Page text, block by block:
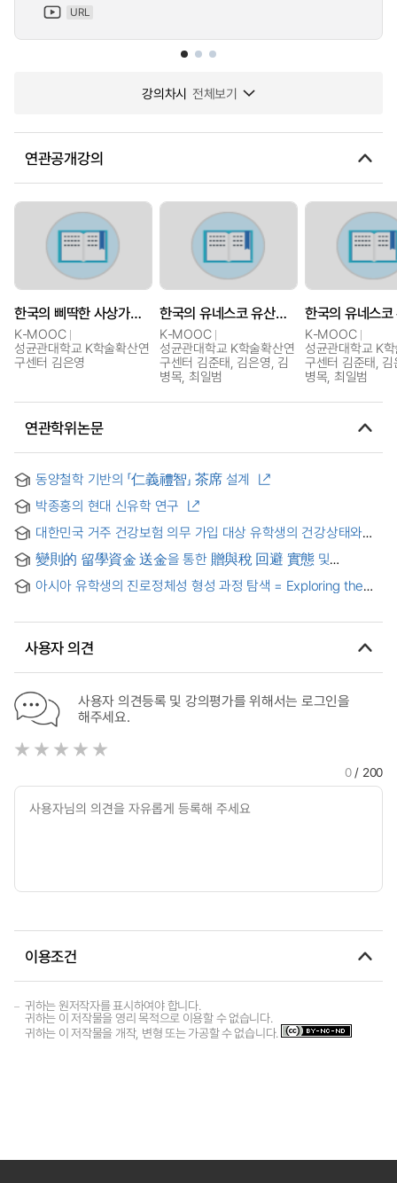
URL
강의차시 전체보기
연관공개강의
한국의 삐딱한 사상가들: 철학자편
K-MOOC
성균관대학교 K학술확산연
구센터 김은영
한국의 유네스코 유산에 담긴 철학사상
K-MOOC
성균관대학교 K학술확산연
구센터 김준태, 김은영, 김
병목, 최일범
K-MOOC
성균관대학교 K
구센터 김준태,
병목, 최일범
연관학위논문
동양철학 기반의 「仁義禮智」 茶席 설계
박종홍의 현대 신유학 연구
대한민국 거주 건강보험 의무 가입 대상 유학생의 건강상태와
의료서비스 이용 실태조사 및 의료서비스 이용에 미치는 영향 : -
한국 거주 우즈베키스탄 유학생을 중심으로 - = Impact of
Health Status and Health Insurance Mandate on the
Utilization of Medical Services among International
Students Residing in Korea -
變則的 留學資金 送金을 통한 贈與稅 回避 實態 및
中心으로
아시아 유학생의 진로정체성 형성 과정 탐색 = Exploring the
사용자 의견
사용자 의견등록 및 강의평가를 위해서는 로그인을
해주세요.
0/ 200
이용조건
귀하는 원저작자를 표시하여야 합니다.
귀하는 이 저작물을 영리 목적으로 이용할 수 없습니다.
귀하는 이 저작물을 개작, 변형 또는 가공할 수 없습니다.